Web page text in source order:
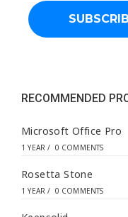
a
d
s
RECOMMENDED
Microsoft Office Pro
1 YEAR / 0 COMMENTS
Rosetta Stone
1 YEAR / 0 COMMENTS